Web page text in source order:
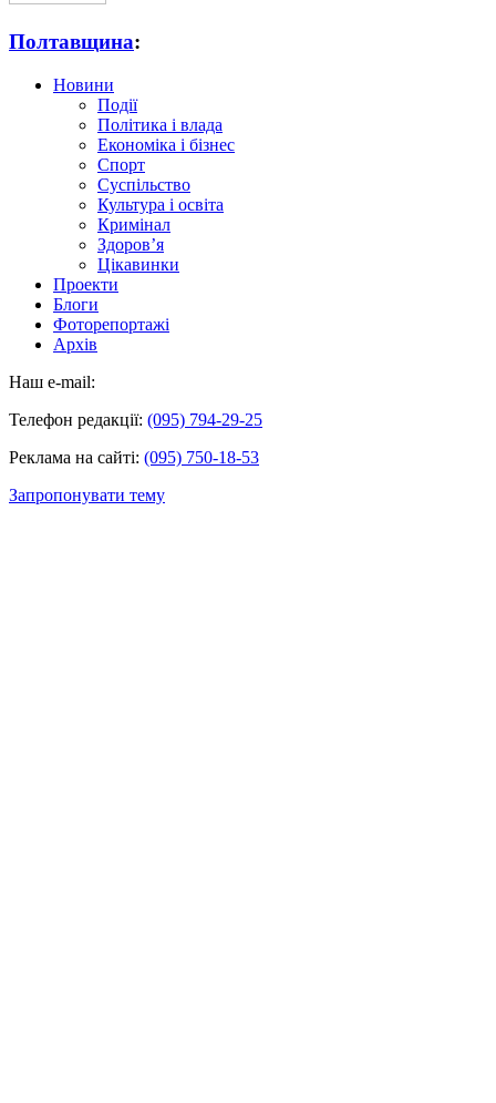
Полтавщина:
Новини
Події
Політика і влада
Економіка і бізнес
Спорт
Суспільство
Культура і освіта
Кримінал
Здоров’я
Цікавинки
Проекти
Блоги
Фоторепортажі
Архів
Наш e-mail:
Телефон редакції: (095) 794-29-25
Реклама на сайті: (095) 750-18-53
Запропонувати тему